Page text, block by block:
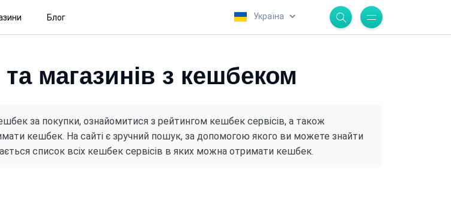
Блог
магазинів з кешбеком
за покупки, ознайомитися з рейтингом кешбек сервісів, а також
кешбек. На сайті є зручний пошук, за допомогою якого ви можете знайти
список всіх кешбек сервісів в яких можна отримати кешбек.